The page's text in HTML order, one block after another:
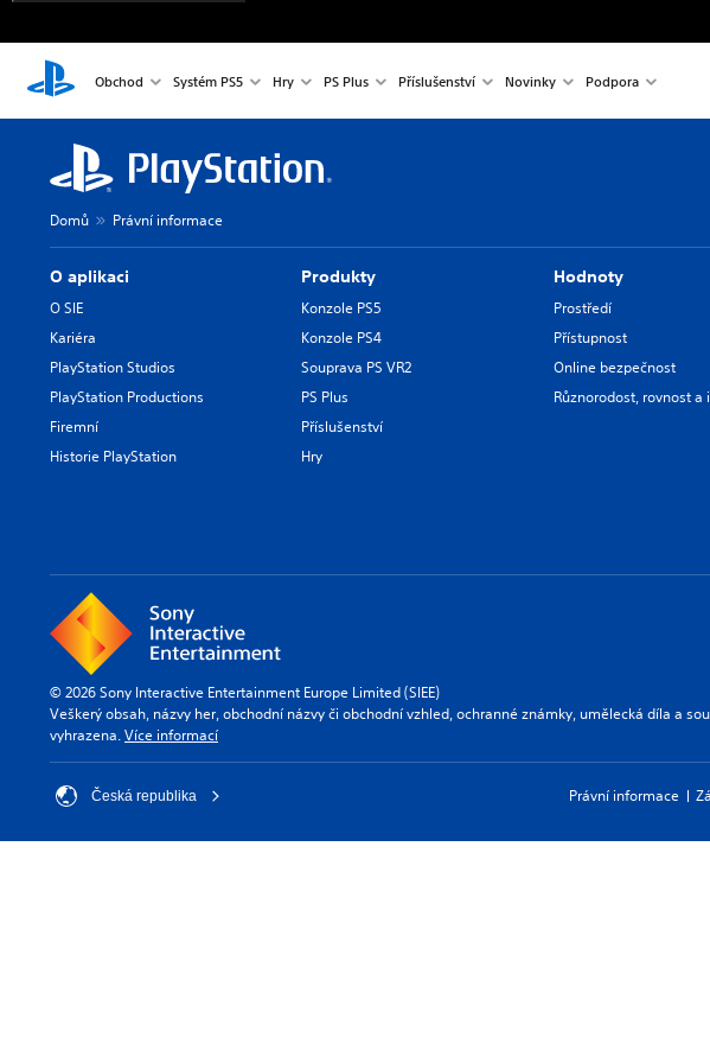
Obchod Systém PS5 Hry PS Plus Příslušenství Novinky Podpora
Domů Právní informace
O aplikaci
O SIE
Kariéra
PlayStation Studios
PlayStation Productions
Firemní
Historie PlayStation
Produkty
Konzole PS5
Konzole PS4
Souprava PS VR2
PS Plus
Příslušenství
Hry
Hodnoty
Prostředí
Přístupnost
Online bezpečnost
Různorodost, rovnost a
© 2026 Sony Interactive Entertainment Europe Limited (SIEE)
Veškerý obsah, názvy her, obchodní názvy či obchodní vzhled, ochranné známky, umělecká díla a
vyhrazena.Více informací
Česká republika Právní informace